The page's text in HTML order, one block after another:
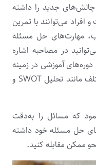
جدید را داشته
می‌توانند با تمرین
مهارت‌های حل مسئله
در مصاحبه اشاره
آموزشی در زمینه
حل مسئله و استفاده از روش‌های مختلف مانند تحلیل SWOT و
که مسائل را به‌دقت
حل مسئله خود داشته
ممکن مقابله کنید.